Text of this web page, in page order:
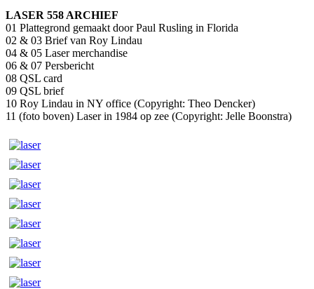
LASER 558 ARCHIEF
01 Plattegrond gemaakt door Paul Rusling in Florida
02 & 03 Brief van Roy Lindau
04 & 05 Laser merchandise
06 & 07 Persbericht
08 QSL card
09 QSL brief
10 Roy Lindau in NY office (Copyright: Theo Dencker)
11 (foto boven) Laser in 1984 op zee (Copyright: Jelle Boonstra)